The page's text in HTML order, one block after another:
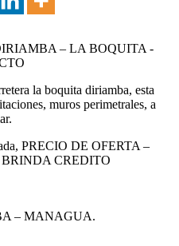
– LA BOQUITA -
la boquita diriamba, esta
muros perimetrales, a
PRECIO DE OFERTA –
CREDITO
– MANAGUA.